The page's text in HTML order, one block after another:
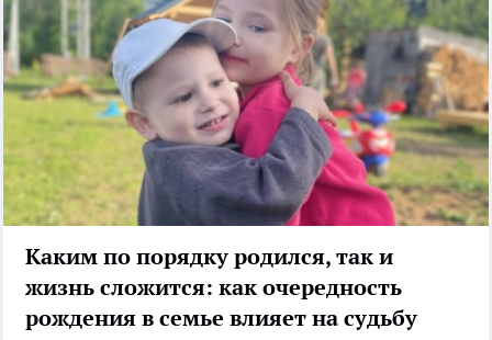
Каким по порядку родился, так и
жизнь сложится: как очередность
рождения в семье влияет на судьбу